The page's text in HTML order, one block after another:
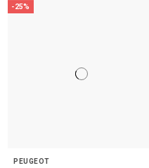
-25%
PEUGEOT